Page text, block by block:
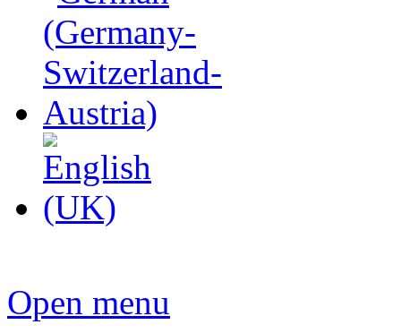
Open menu